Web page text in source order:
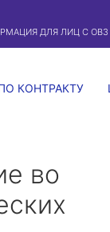
ДЛЯ ЛИЦ С ОВЗ
КОНТРАКТУ
во